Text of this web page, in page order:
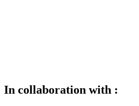
In collaboration with :